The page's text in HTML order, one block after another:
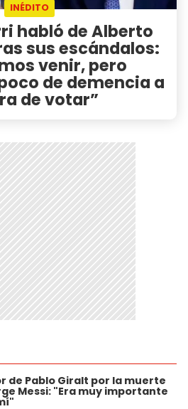
INÉDITO
habló de Alberto
sus escándalos:
venir, pero
de demencia a
de votar”
de Pablo Giralt por la muerte
Messi: "Era muy importante